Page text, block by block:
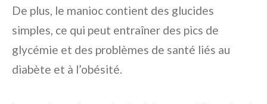
De plus, le manioc contient des glucides
simples, ce qui peut entraîner des pics de
glycémie et des problèmes de santé liés au
diabète et à l’obésité.